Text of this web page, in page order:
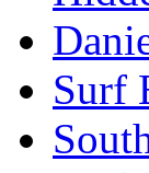
Surf